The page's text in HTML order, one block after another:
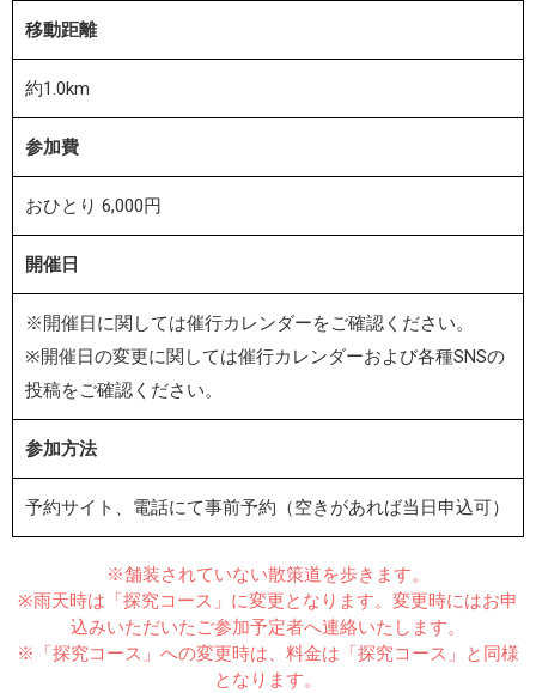
移動距離
約1.0km
参加費
おひとり 6,000円
開催日
※開催日に関しては催行カレンダーをご確認ください。
※開催日の変更に関しては催行カレンダーおよび各種SNSの
投稿をご確認ください。
参加方法
予約サイト、電話にて事前予約（空きがあれば当日申込可）
※舗装されていない散策道を歩きます。
※雨天時は「探究コース」に変更となります。変更時にはお申
込みいただいたご参加予定者へ連絡いたします。
※「探究コース」への変更時は、料金は「探究コース」と同様
となります。